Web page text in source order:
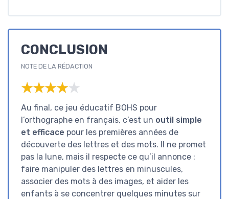
CONCLUSION
NOTE DE LA RÉDACTION
★★★★★
★★★★★
Au final, ce jeu éducatif BOHS pour
l’orthographe en français, c’est un outil simple
et efficace pour les premières années de
découverte des lettres et des mots. Il ne promet
pas la lune, mais il respecte ce qu’il annonce :
faire manipuler des lettres en minuscules,
associer des mots à des images, et aider les
enfants à se concentrer quelques minutes sur